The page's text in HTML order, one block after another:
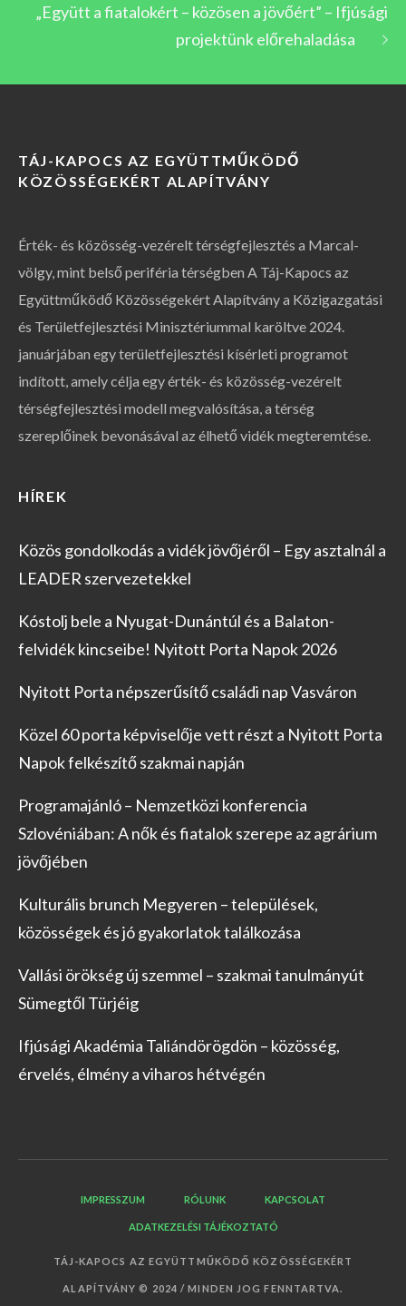
„Együtt a fiatalokért – közösen a jövőért” – Ifjúsági
projektünk előrehaladása
TÁJ-KAPOCS AZ EGYÜTTMŰKÖDŐ
KÖZÖSSÉGEKÉRT ALAPÍTVÁNY
Érték- és közösség-vezérelt térségfejlesztés a Marcal-
völgy, mint belső periféria térségben A Táj-Kapocs az
Együttműködő Közösségekért Alapítvány a Közigazgatási
és Területfejlesztési Minisztériummal karöltve 2024.
januárjában egy területfejlesztési kísérleti programot
indított, amely célja egy érték- és közösség-vezérelt
térségfejlesztési modell megvalósítása, a térség
szereplőinek bevonásával az élhető vidék megteremtése.
HÍREK
Közös gondolkodás a vidék jövőjéről – Egy asztalnál a
LEADER szervezetekkel
Kóstolj bele a Nyugat-Dunántúl és a Balaton-
felvidék kincseibe! Nyitott Porta Napok 2026
Nyitott Porta népszerűsítő családi nap Vasváron
Közel 60 porta képviselője vett részt a Nyitott Porta
Napok felkészítő szakmai napján
Programajánló – Nemzetközi konferencia
Szlovéniában: A nők és fiatalok szerepe az agrárium
jövőjében
Kulturális brunch Megyeren – települések,
közösségek és jó gyakorlatok találkozása
Vallási örökség új szemmel – szakmai tanulmányút
Sümegtől Türjéig
Ifjúsági Akadémia Taliándörögdön – közösség,
érvelés, élmény a viharos hétvégén
IMPRESSZUM RÓLUNK KAPCSOLAT
ADATKEZELÉSI TÁJÉKOZTATÓ
TÁJ-KAPOCS AZ EGYÜTTMŰKÖDŐ KÖZÖSSÉGEKÉRT
ALAPÍTVÁNY © 2024 / MINDEN JOG FENNTARTVA.